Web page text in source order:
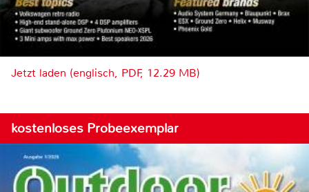
Jetzt laden (englisch, PDF, 12.29 MB)
kostenloses Probeexemplar